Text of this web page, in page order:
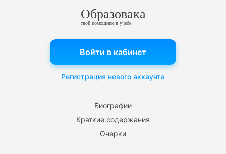
Образовака
твой помощник в учебе
Биографии
Краткие содержания
Очерки
Войти в кабинет
Регистрация нового аккаунта